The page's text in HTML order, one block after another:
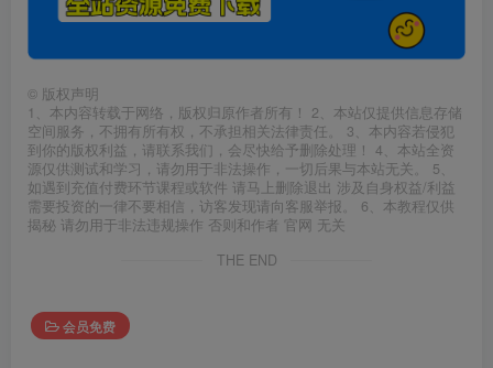
© 版权声明
1、本内容转载于网络，版权归原作者所有！ 2、本站仅提供信息存储
空间服务，不拥有所有权，不承担相关法律责任。 3、本内容若侵犯
到你的版权利益，请联系我们，会尽快给予删除处理！ 4、本站全资
源仅供测试和学习，请勿用于非法操作，一切后果与本站无关。 5、
如遇到充值付费环节课程或软件 请马上删除退出 涉及自身权益/利益
需要投资的一律不要相信，访客发现请向客服举报。 6、本教程仅供
揭秘 请勿用于非法违规操作 否则和作者 官网 无关
THE END
会员免费